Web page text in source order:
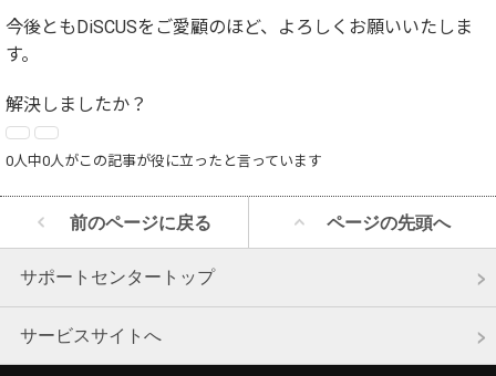
今後ともDiSCUSをご愛顧のほど、よろしくお願いいたしま
す。
解決しましたか？
0人中0人がこの記事が役に立ったと言っています
前のページに戻る ページの先頭へ
サポートセンタートップ
サービスサイトへ